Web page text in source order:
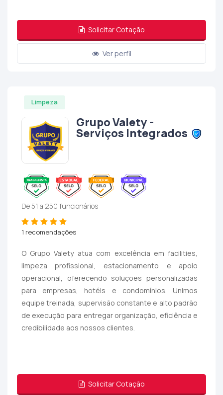
Solicitar Cotação
Ver perfil
Limpeza
Grupo Valety -
Serviços Integrados
De 51 a 250 funcionários
1 recomendações
O Grupo Valety atua com excelência em facilities,
limpeza profissional, estacionamento e apoio
operacional, oferecendo soluções personalizadas
para empresas, hotéis e condomínios. Unimos
equipe treinada, supervisão constante e alto padrão
de execução para entregar organização, eficiência e
credibilidade aos nossos clientes.
Solicitar Cotação